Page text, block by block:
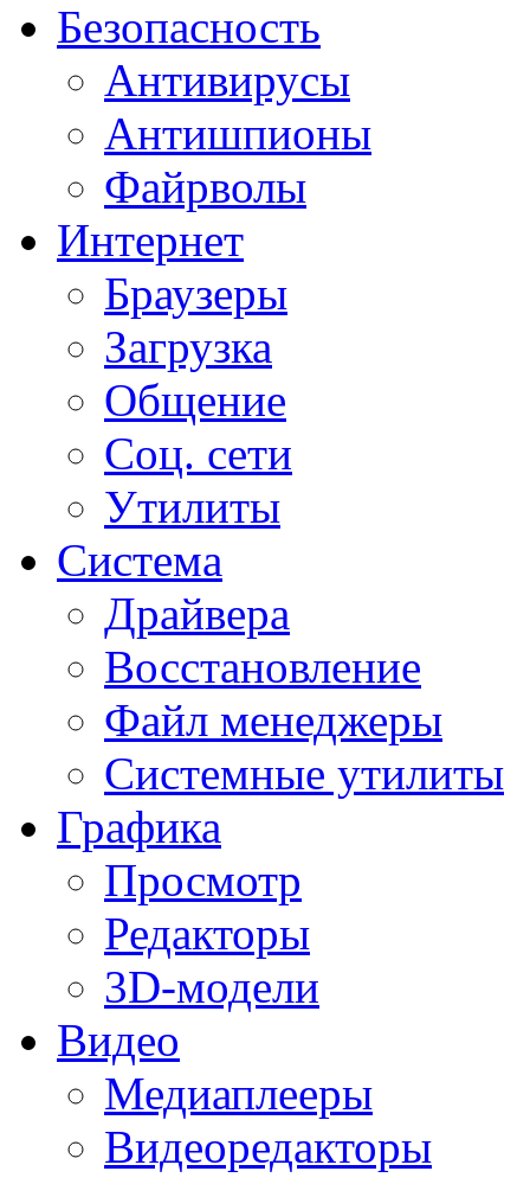
Безопасность
Антивирусы
Антишпионы
Файрволы
Интернет
Браузеры
Загрузка
Общение
Соц. сети
Утилиты
Система
Драйвера
Восстановление
Файл менеджеры
Системные утилиты
Графика
Просмотр
Редакторы
3D-модели
Видео
Медиаплееры
Видеоредакторы